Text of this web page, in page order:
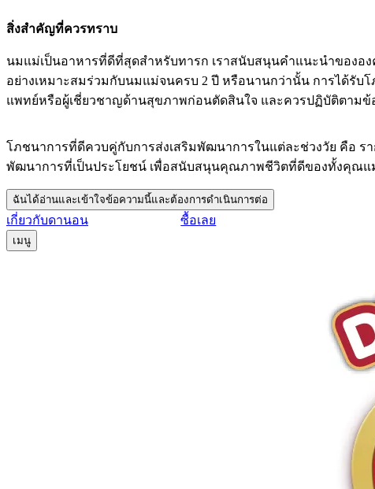
สิ่งสำคัญที่ควรทราบ
นมแม่เป็นอาหารที่ดีที่สุดสำหรับทารก เราสนับสนุนคำแนะนำขององ
อย่างเหมาะสมร่วมกับนมแม่จนครบ 2 ปี หรือนานกว่านั้น การได้รั
แพทย์หรือผู้เชี่ยวชาญด้านสุขภาพก่อนตัดสินใจ และควรปฏิบัติตามข้
โภชนาการที่ดีควบคู่กับการส่งเสริมพัฒนาการในแต่ละช่วงวัย คือ
พัฒนาการที่เป็นประโยชน์ เพื่อสนับสนุนคุณภาพชีวิตที่ดีของทั้งคุณแ
ฉันได้อ่านและเข้าใจข้อความนี้และต้องการดำเนินการต่อ
เกี่ยวกับดานอน ซื้อเลย
เมนู